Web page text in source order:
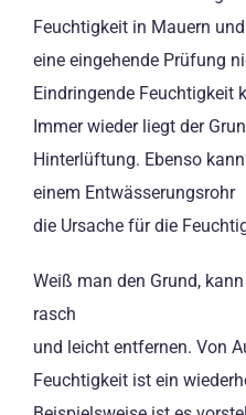
Feuchtigkeit in Mauern
eine eingehende Prüfung
Eindringende Feuchtigkeit
Immer wieder liegt der
Hinterlüftung. Ebenso
einem Entwässerungsrohr
die Ursache für die
Weiß man den Grund,
rasch
und leicht entfernen. Von
Feuchtigkeit ist ein